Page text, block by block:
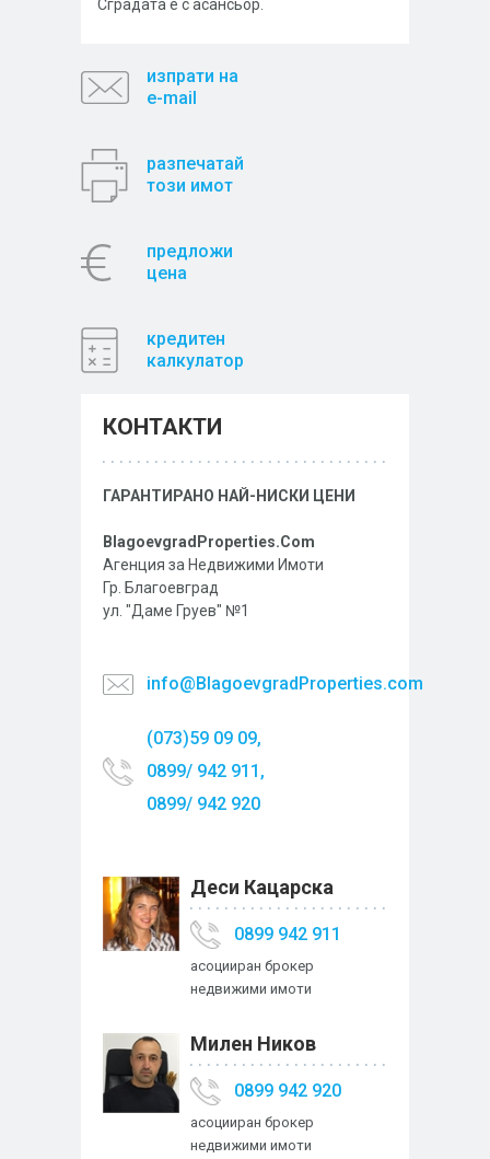
Сградата е с асансьор.
изпрати на
e-mail
разпечатай
този имот
предложи
цена
кредитен
калкулатор
КОНТАКТИ
ГАРАНТИРАНО НАЙ-НИСКИ ЦЕНИ
BlagoevgradProperties.Com
Агенция за Недвижими Имоти
Гр. Благоевград
ул. "Даме Груев" №1
info@BlagoevgradProperties.com
(073)59 09 09,
0899/ 942 911,
0899/ 942 920
Деси Кацарска
0899 942 911
асоцииран брокер
недвижими имоти
Милен Ников
0899 942 920
асоцииран брокер
недвижими имоти